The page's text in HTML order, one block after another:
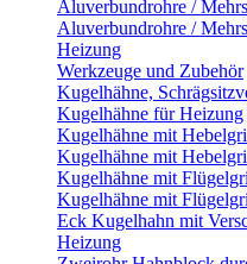
Aluverbundrohre /
Aluverbundrohre /
Heizung
Werkzeuge und Zubehör
Kugelhähne,
Kugelhähne für Heizung
Kugelhähne mit
Kugelhähne mit
Kugelhähne mit
Kugelhähne mit
Eck Kugelhahn mit
Heizung